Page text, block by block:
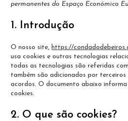
permanentes do Espaço Económico
1. Introdução
O nosso site,https://
usa cookies e outras tecnologias
todas as tecnologias são referidas
também são adicionados por terceiros
acordos. O documento abaixo informa
cookies.
2. O que são cookies?